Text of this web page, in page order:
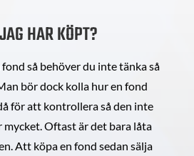
HAR KÖPT?
så behöver du inte tänka så
bör dock kolla hur en fond
för att kontrollera så den inte
Oftast är det bara låta
Att köpa en fond sedan sälja